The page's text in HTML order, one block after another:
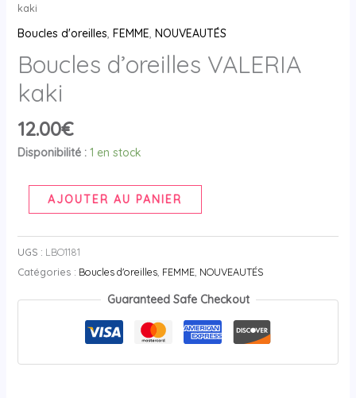
kaki
Boucles d'oreilles, FEMME, NOUVEAUTÉS
Boucles d’oreilles VALERIA
kaki
12.00€
Disponibilité : 1 en stock
AJOUTER AU PANIER
UGS : LBO1181
Catégories : Boucles d'oreilles, FEMME, NOUVEAUTÉS
Guaranteed Safe Checkout